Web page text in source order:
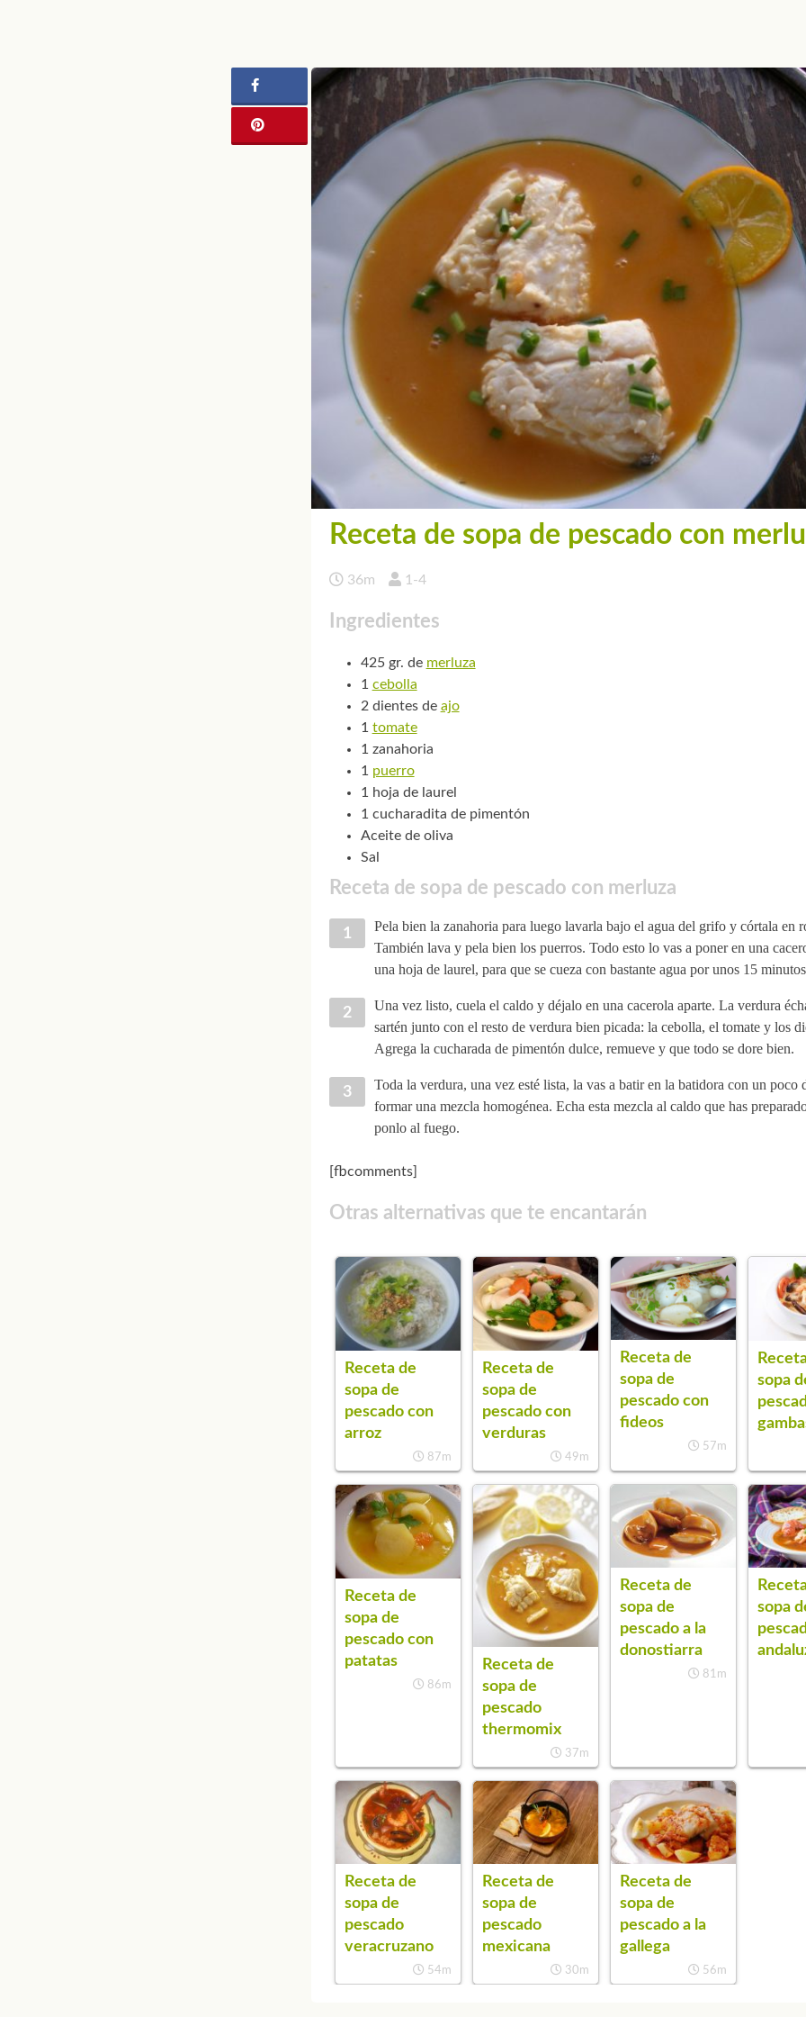
Receta de sopa de pescado con
36m 1-4
Ingredientes
425 gr. de merluza
1 cebolla
2 dientes de ajo
1 tomate
1 zanahoria
1 puerro
1 hoja de laurel
1 cucharadita de pimentón
Aceite de oliva
Sal
Receta de sopa de pescado con merluza
Pela bien la zanahoria para luego lavarla bajo el agua del grifo y córtala en
También lava y pela bien los puerros. Todo esto lo vas a poner en una
una hoja de laurel, para que se cueza con bastante agua por unos 15
Una vez listo, cuela el caldo y déjalo en una cacerola aparte. La verdura
sartén junto con el resto de verdura bien picada: la cebolla, el tomate y los
Agrega la cucharada de pimentón dulce, remueve y que todo se dore bien.
Toda la verdura, una vez esté lista, la vas a batir en la batidora con un poco
formar una mezcla homogénea. Echa esta mezcla al caldo que has
ponlo al fuego.
[fbcomments]
Otras alternativas que te encantarán
Receta de
sopa de
pescado con
arroz
87m
Receta de
sopa de
pescado con
verduras
49m
Receta de
sopa de
pescado con
fideos
57m
sopa
Receta de
sopa de
pescado con
patatas
86m
Receta de
sopa de
pescado
thermomix
37m
Receta de
sopa de
pescado a la
donostiarra
81m
sopa
Receta de
sopa de
pescado
veracruzano
54m
Receta de
sopa de
pescado
mexicana
30m
Receta de
sopa de
pescado a la
gallega
56m